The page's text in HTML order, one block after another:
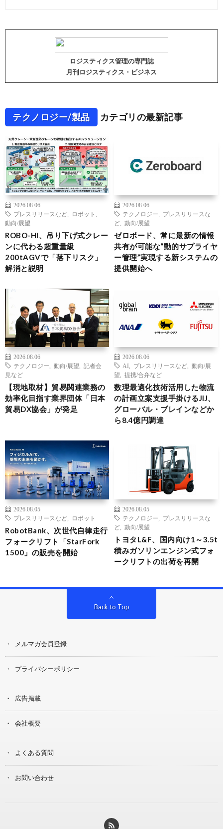
ロジスティクス管理の専門誌
月刊ロジスティクス・ビジネス
テクノロジー/製品 カテゴリの最新記事
2026.08.06
プレスリリースなど
ロボット
動向/展望
ROBO-HI、吊り下げ式クレー
ンに代わる超重量級
200tAGVで「落下リスク」
解消と説明
2026.08.06
テクノロジー
プレスリリースな
ど
動向/展望
ゼロボード、常に最新の情報
共有が可能な“動的サプライヤ
ー管理”実現する新システムの
提供開始へ
2026.08.06
テクノロジー
動向/展望
記者会
見など
【現地取材】貿易関連業務の
効率化目指す業界団体「日本
貿易DX協会」が発足
2026.08.06
AI
プレスリリースなど
動向/展
望
提携/合弁など
数理最適化技術活用した物流
の計画立案支援手掛けるJIJ、
グローバル・ブレインなどか
ら8.4億円調達
2026.08.05
プレスリリースなど
ロボット
RobotBank、次世代自律走行
フォークリフト「StarFork
1500」の販売を開始
2026.08.05
テクノロジー
プレスリリースな
ど
動向/展望
トヨタL&F、国内向け1～3.5t
積みガソリンエンジン式フォ
ークリフトの出荷を再開
Back to Top
メルマガ会員登録
プライバシーポリシー
広告掲載
会社概要
よくある質問
お問い合わせ